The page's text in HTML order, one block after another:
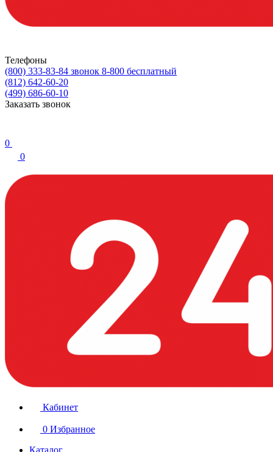
Телефоны
(800) 333-83-84 звонок 8-800 бесплатный
(812) 642-60-20
(499) 686-60-10
Заказать звонок
0
0
Кабинет
0 Избранное
Каталог